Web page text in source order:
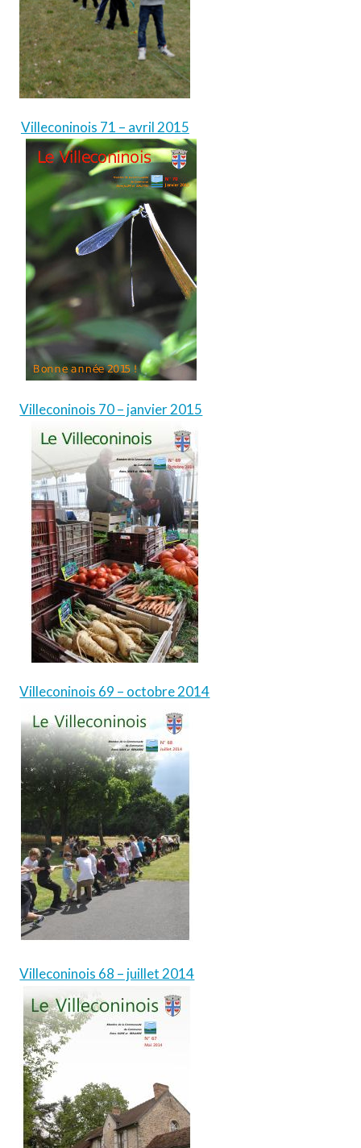
Villeconinois 71 – avril 2015
Villeconinois 70 – janvier 2015
Villeconinois 69 – octobre 2014
Villeconinois 68 – juillet 2014